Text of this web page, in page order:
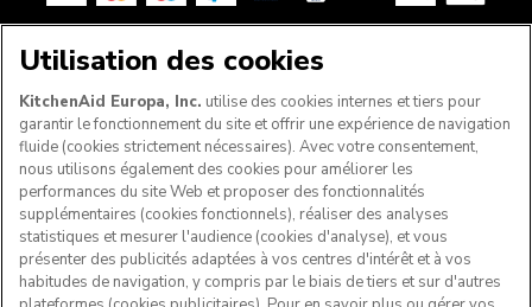
SUIVEZ-NOUS
Utilisation des cookies
KitchenAid Europa, Inc. utilise des cookies internes et tiers pour
garantir le fonctionnement du site et offrir une expérience de navigation
fluide (cookies strictement nécessaires). Avec votre consentement,
nous utilisons également des cookies pour améliorer les
performances du site Web et proposer des fonctionnalités
supplémentaires (cookies fonctionnels), réaliser des analyses
statistiques et mesurer l'audience (cookies d'analyse), et vous
présenter des publicités adaptées à vos centres d'intérêt et à vos
habitudes de navigation, y compris par le biais de tiers et sur d'autres